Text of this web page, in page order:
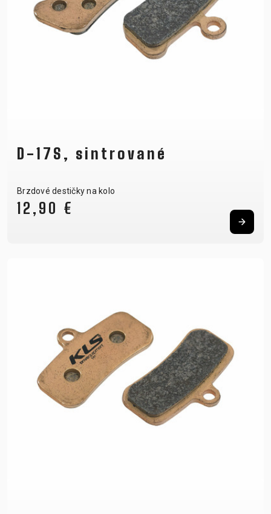
D-17S, sintrované
Brzdové destičky na kolo
12,90 €